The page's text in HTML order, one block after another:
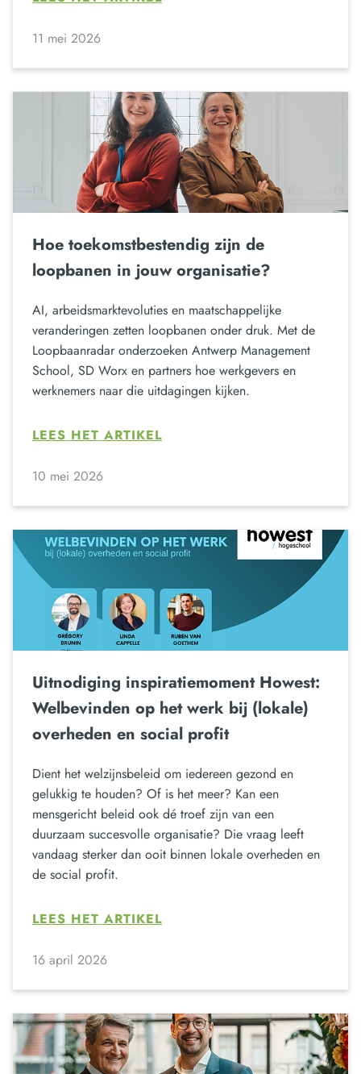
11 mei 2026
Hoe toekomstbestendig zijn de
loopbanen in jouw organisatie?
AI, arbeidsmarktevoluties en maatschappelijke
veranderingen zetten loopbanen onder druk. Met de
Loopbaanradar onderzoeken Antwerp Management
School, SD Worx en partners hoe werkgevers en
werknemers naar die uitdagingen kijken.
LEES HET ARTIKEL
10 mei 2026
Uitnodiging inspiratiemoment Howest:
Welbevinden op het werk bij (lokale)
overheden en social profit
Dient het welzijnsbeleid om iedereen gezond en
gelukkig te houden? Of is het meer? Kan een
mensgericht beleid ook dé troef zijn van een
duurzaam succesvolle organisatie? Die vraag leeft
vandaag sterker dan ooit binnen lokale overheden en
de social profit.
LEES HET ARTIKEL
16 april 2026